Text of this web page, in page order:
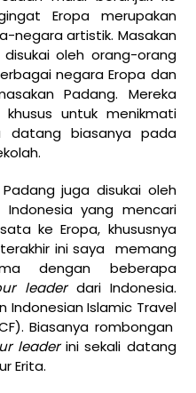
Eropa merupakan
negara artistik. Masakan
oleh orang-orang
negara Eropa dan
Padang. Mereka
untuk menikmati
datang biasanya pada
juga disukai oleh
yang mencari
ke Eropa, khususnya
ini saya memang
dengan beberapa
leaderdari Indonesia.
Indonesian Islamic Travel
Biasanya rombongan
leaderini sekali datang
Erita.